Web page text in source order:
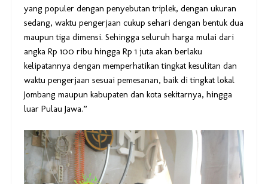
yang populer dengan penyebutan triplek, dengan ukuran
sedang, waktu pengerjaan cukup sehari dengan bentuk dua
maupun tiga dimensi. Sehingga seluruh harga mulai dari
angka Rp 100 ribu hingga Rp 1 juta akan berlaku
kelipatannya dengan memperhatikan tingkat kesulitan dan
waktu pengerjaan sesuai pemesanan, baik di tingkat lokal
Jombang maupun kabupaten dan kota sekitarnya, hingga
luar Pulau Jawa.”